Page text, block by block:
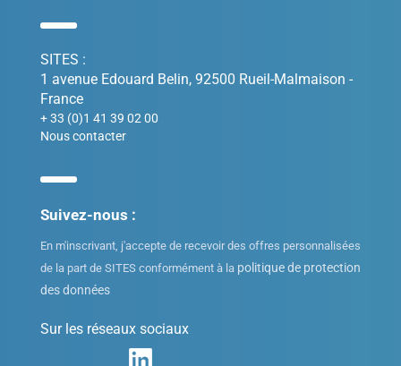
SITES :
1 avenue Edouard Belin, 92500 Rueil-Malmaison -
France
+ 33 (0)1 41 39 02 00
Nous contacter
Suivez-nous :
En m'inscrivant, j'accepte de recevoir des offres personnalisées
de la part de SITES conformément à la politique de protection
des données
Sur les réseaux sociaux